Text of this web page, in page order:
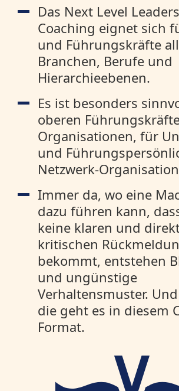
Das Next Level
Coaching eignet sich
und Führungskräfte
Branchen, Berufe und
Hierarchieebenen.
Es ist besonders
oberen
Organisationen, für
und
Netzwerk-
Immer da, wo eine
dazu führen kann,
keine klaren und
kritischen
bekommt, entstehen
und ungünstige
Verhaltensmuster.
die geht es in diesem
Format.